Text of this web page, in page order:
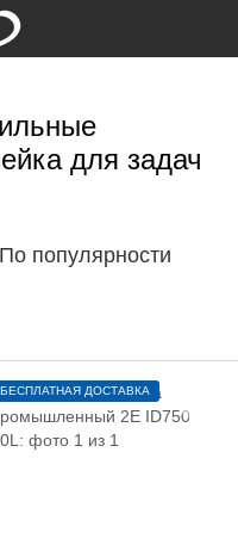
для задач
По популярности
БЕСПЛАТНАЯ ДОСТАВКА